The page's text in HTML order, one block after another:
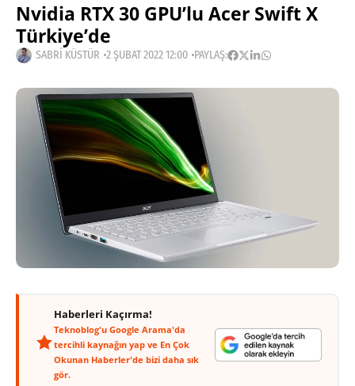
Nvidia RTX 30 GPU’lu Acer Swift X
Türkiye’de
SABRI KÜSTÜR 2 ŞUBAT 2022 12:00 PAYLAŞ:
Haberleri Kaçırma!
Teknoblog'u Google Arama'da
tercihli kaynağın yap ve En Çok
Okunan Haberler'de bizi daha sık
gör.